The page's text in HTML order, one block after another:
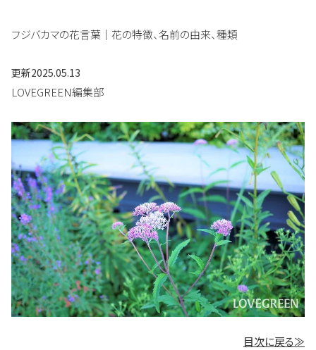
フジバカマの花言葉｜花の特徴、名前の由来、種類
更新2025.05.13
LOVEGREEN編集部
目次に戻る≫